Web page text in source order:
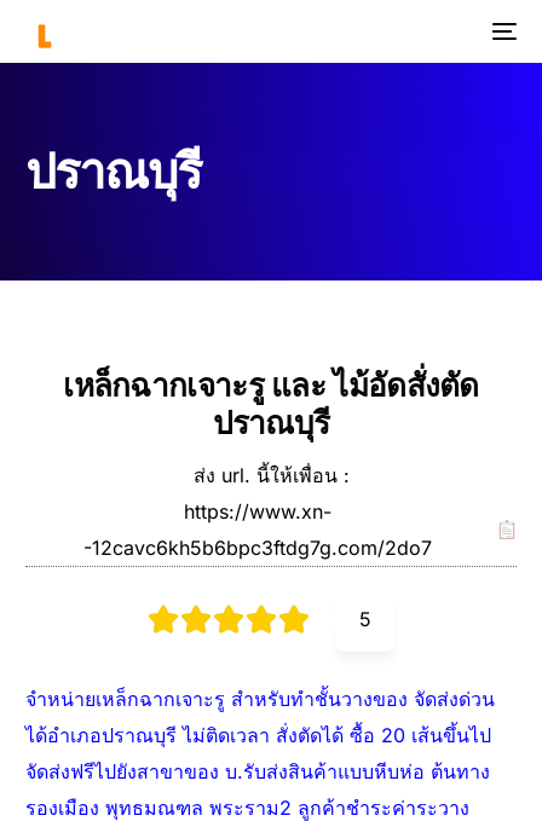
ปราณบุรี
เหล็กฉากเจาะรู และ ไม้อัดสั่งตัด
ปราณบุรี
ส่ง url. นี้ให้เพื่อน :
https://www.xn-
-12cavc6kh5b6bpc3ftdg7g.com/2do7
5
จำหน่ายเหล็กฉากเจาะรู สำหรับทำชั้นวางของ จัดส่งด่วน
ได้อำเภอปราณบุรี ไม่ติดเวลา สั่งตัดได้ ซื้อ 20 เส้นขึ้นไป
จัดส่งฟรีไปยังสาขาของ บ.รับส่งสินค้าแบบหีบห่อ ต้นทาง
รองเมือง พุทธมณฑล พระราม2 ลูกค้าชำระค่าระวาง